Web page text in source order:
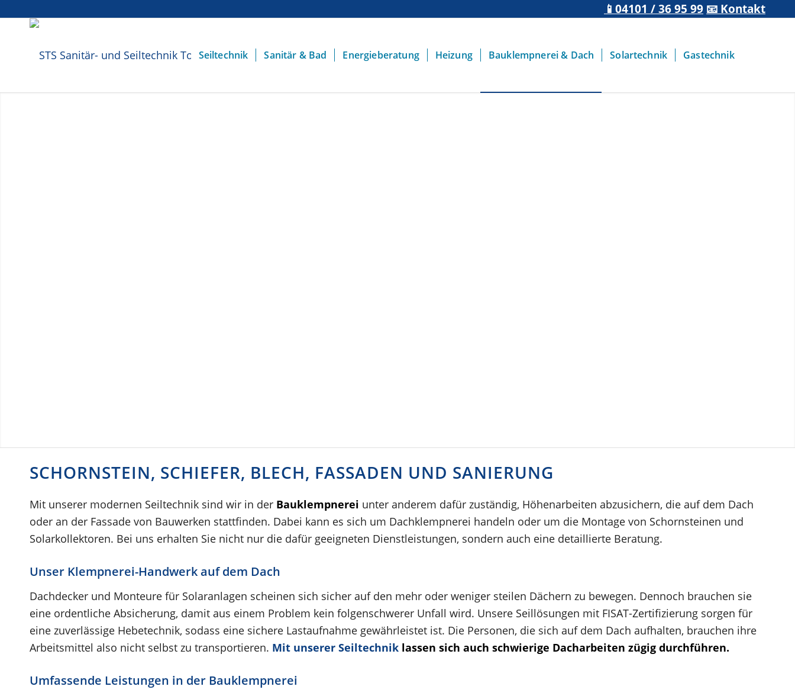
📱04101 / 36 95 99 📧 Kontakt
Seiltechnik Sanitär & Bad Energieberatung Heizung Bauklempnerei & Dach Solartechnik Gastechnik
SCHORNSTEIN, SCHIEFER, BLECH, FASSADEN UND SANIERUNG
Mit unserer modernen Seiltechnik sind wir in der Bauklempnerei unter anderem dafür zuständig, Höhenarbeiten abzusichern, die auf dem Dach
oder an der Fassade von Bauwerken stattfinden. Dabei kann es sich um Dachklempnerei handeln oder um die Montage von Schornsteinen und
Solarkollektoren. Bei uns erhalten Sie nicht nur die dafür geeigneten Dienstleistungen, sondern auch eine detaillierte Beratung.
Unser Klempnerei-Handwerk auf dem Dach
Dachdecker und Monteure für Solaranlagen scheinen sich sicher auf den mehr oder weniger steilen Dächern zu bewegen. Dennoch brauchen sie
eine ordentliche Absicherung, damit aus einem Problem kein folgenschwerer Unfall wird. Unsere Seillösungen mit FISAT-Zertifizierung sorgen für
eine zuverlässige Hebetechnik, sodass eine sichere Lastaufnahme gewährleistet ist. Die Personen, die sich auf dem Dach aufhalten, brauchen ihre
Arbeitsmittel also nicht selbst zu transportieren. Mit unserer Seiltechnik lassen sich auch schwierige Dacharbeiten zügig durchführen.
Umfassende Leistungen in der Bauklempnerei